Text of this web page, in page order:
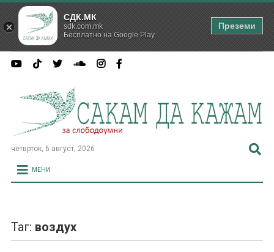
четврток, 6 август, 2026
МЕНИ
Таг: воздух
СДК.МК
sdk.com.mk
Бесплатно на Google Play
Преземи